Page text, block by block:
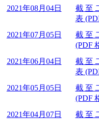
2021年08月04日
截 至
表
2021年07月05日
截 至
(PDF
2021年06月04日
截 至
表
2021年05月05日
截 至
(PDF
2021年04月07日
截 至